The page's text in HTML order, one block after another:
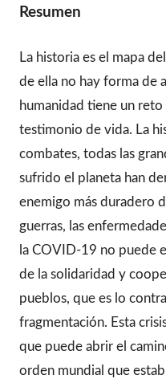
Resumen
La historia es el mapa
de ella no hay forma de
humanidad tiene un
testimonio de vida. La
combates, todas las
sufrido el planeta han
enemigo más duradero
guerras, las
la COVID-19 no puede
de la solidaridad y
pueblos, que es lo
fragmentación. Esta
que puede abrir el
orden mundial que